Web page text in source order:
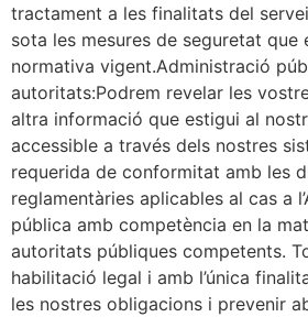
tractament a les finalitats del
sota les mesures de seguretat que
normativa vigent.Administració
autoritats:Podrem revelar les
altra informació que estigui al
accessible a través dels nostres
requerida de conformitat amb les
reglamentàries aplicables al cas a
pública amb competència en la
autoritats públiques competents.
habilitació legal i amb l’única
les nostres obligacions i prevenir